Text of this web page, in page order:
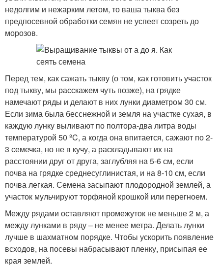
недолгим и нежарким летом, то ваша тыква без
предпосевной обработки семян не успеет созреть до
морозов.
Перед тем, как сажать тыкву (о том, как готовить участок
под тыкву, мы расскажем чуть позже), на грядке
намечают ряды и делают в них лунки диаметром 30 см.
Если зима была бесснежной и земля на участке сухая, в
каждую лунку выливают по полтора-два литра воды
температурой 50 ºC, а когда она впитается, сажают по 2-
3 семечка, но не в кучу, а раскладывают их на
расстоянии друг от друга, заглубляя на 5-6 см, если
почва на грядке среднесуглинистая, и на 8-10 см, если
почва легкая. Семена засыпают плодородной землей, а
участок мульчируют торфяной крошкой или перегноем.
Между рядами оставляют промежуток не меньше 2 м, а
между лунками в ряду – не менее метра. Делать лунки
лучше в шахматном порядке. Чтобы ускорить появление
всходов, на посевы набрасывают пленку, присыпая ее
края землей.